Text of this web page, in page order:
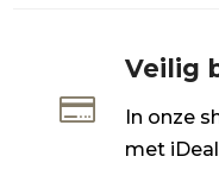

Veilig
In onze
met iDeal